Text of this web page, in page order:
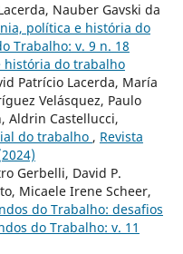
Nauber Gavski da
política e história do
Trabalho: v. 9 n. 18
história do trabalho
Patrício Lacerda, María
Velásquez, Paulo
Aldrin Castellucci,
do trabalho , Revista
Gerbelli, David P.
Micaele Irene Scheer,
do Trabalho: desafios
do Trabalho: v. 11